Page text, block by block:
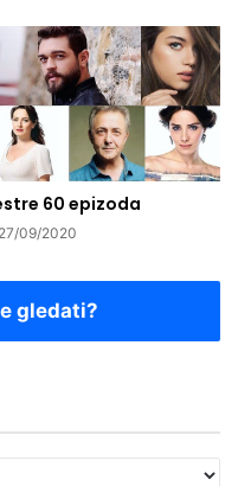
60 epizoda
27/09/2020
gledati?